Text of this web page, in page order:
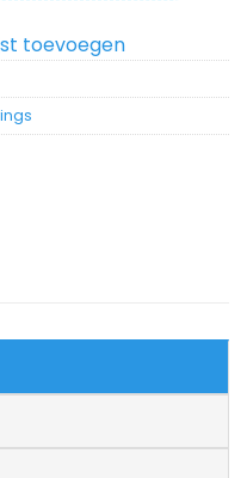
toevoegen